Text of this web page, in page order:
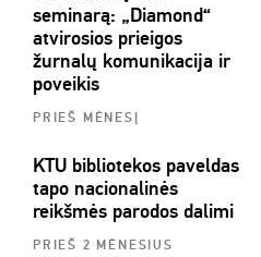
seminarą: „Diamond“
atvirosios prieigos
žurnalų komunikacija ir
poveikis
PRIEŠ MĖNESĮ
KTU bibliotekos paveldas
tapo nacionalinės
reikšmės parodos dalimi
PRIEŠ 2 MĖNESIUS